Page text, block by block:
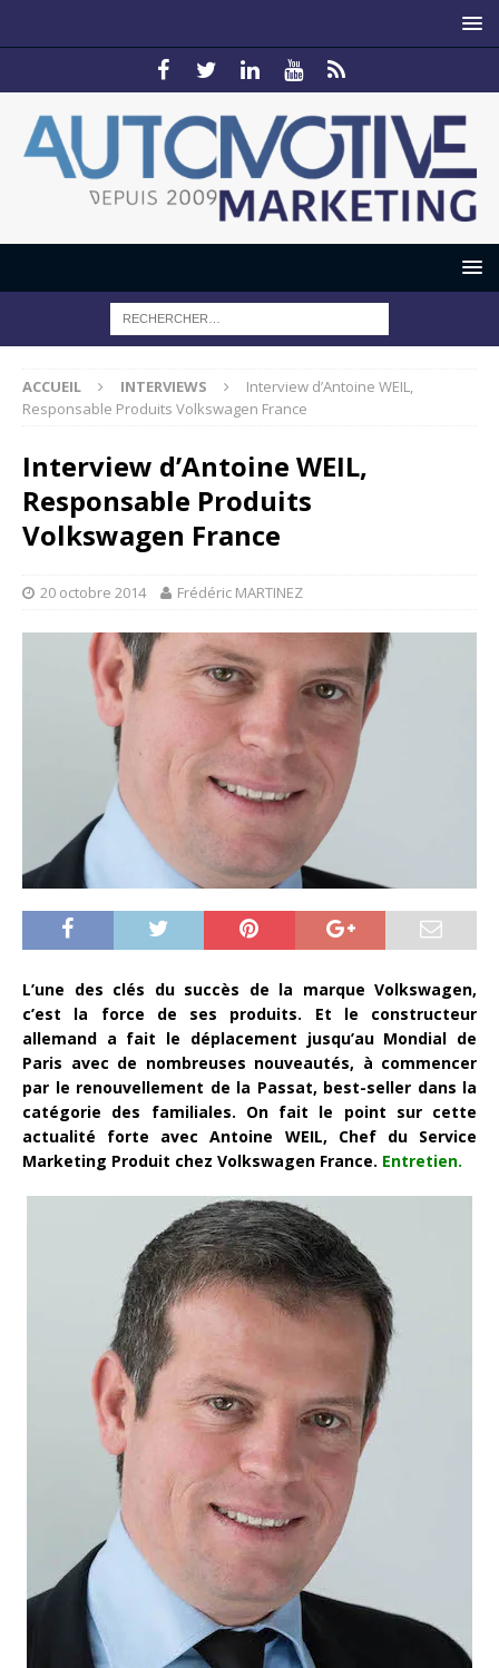
ACCUEIL INTERVIEWS
Interview d’Antoine WEIL,
Responsable Produits Volkswagen France
Interview d’Antoine WEIL,
Responsable Produits
Volkswagen France
20 octobre 2014 Frédéric MARTINEZ
L’une des clés du succès de la marque Volkswagen,
c’est la force de ses produits. Et le constructeur
allemand a fait le déplacement jusqu’au Mondial de
Paris avec de nombreuses nouveautés, à commencer
par le renouvellement de la Passat, best-seller dans la
catégorie des familiales. On fait le point sur cette
actualité forte avec Antoine WEIL, Chef du Service
Marketing Produit chez Volkswagen France. Entretien.